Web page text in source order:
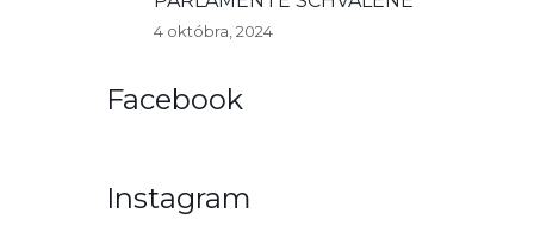
4 októbra, 2024
Facebook
Instagram